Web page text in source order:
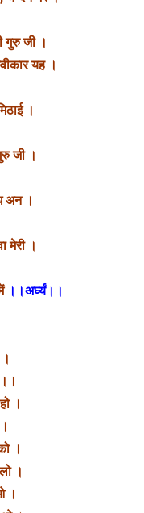
गुरु जी ।
यह ।
।
जी ।
अन ।
मेरी ।
।।अर्घ्यं।।
।
।
।
।